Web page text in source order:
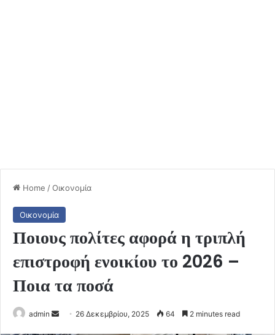
Home /Οικονομία
Οικονομία
Ποιους πολίτες αφορά η τριπλή
επιστροφή ενοικίου το 2026 –
Ποια τα ποσά
admin
Send 26 Δεκεμβρίου, 2025 64 2 minutes read